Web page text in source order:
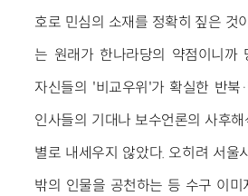
호로 민심의 소재를 정확히 짚은 것
는 원래가 한나라당의 약점이니까
자신들의 '비교우위'가 확실한 반북
인사들의 기대나 보수언론의 사후
별로 내세우지 않았다. 오히려 서울
밖의 인물을 공천하는 등 수구 이